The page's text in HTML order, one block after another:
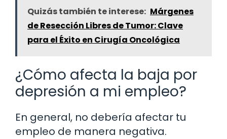
Quizás también te interese: Márgenes
de Resección Libres de Tumor: Clave
para el Éxito en Cirugía Oncológica
¿Cómo afecta la baja por
depresión a mi empleo?
En general, no debería afectar tu
empleo de manera negativa.